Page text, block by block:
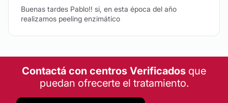
Buenas tardes Pablo!! si, en esta época del año
realizamos peeling enzimático
Contactá con centros Verificados que
puedan ofrecerte el tratamiento.